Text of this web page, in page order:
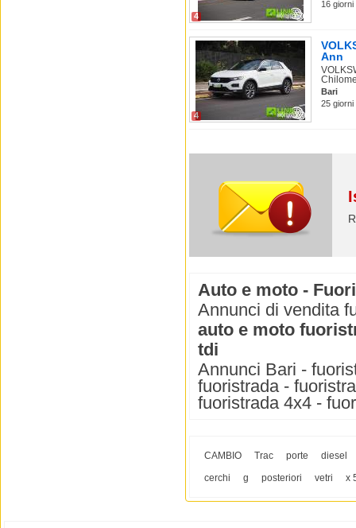
4
16
4
Ann
Bari
25 giorni
Auto e moto -
Annunci di vendita
auto e moto
tdi
Annunci Bari -
fuoristrada -
fuoristrada 4x4 -
CAMBIO Trac porte
diesel
cerchi
g posteriori vetri x